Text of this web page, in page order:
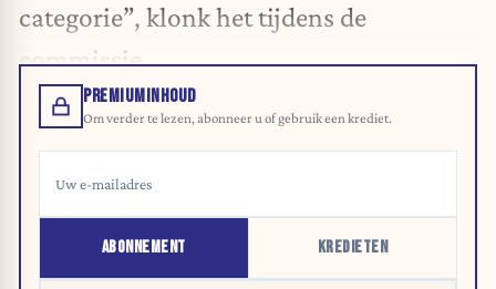
categorie”, klonk het tijdens de
commissie.
PREMIUMINHOUD
Om verder te lezen, abonneer u of gebruik een krediet.
ABONNEMENT KREDIETEN